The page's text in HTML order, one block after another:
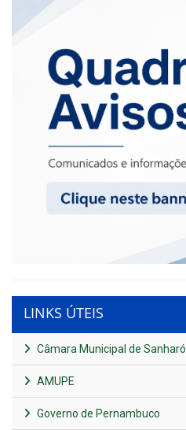
LINKS ÚTEIS
Câmara Municipal de Sanharó
AMUPE
Governo de Pernambuco